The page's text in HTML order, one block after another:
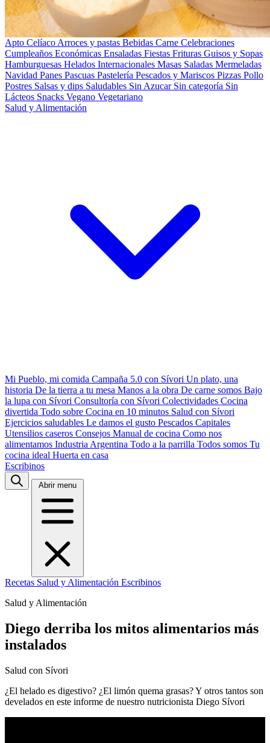
Apto Celíaco Arroces y pastas Bebidas Carne Celebraciones
Cumpleaños Económicas Ensaladas Fiestas Frituras Guisos y Sopas
Hamburguesas Helados Internacionales Masas Saladas Mermeladas
Navidad Panes Pascuas Pastelería Pescados y Mariscos Pizzas Pollo
Postres Salsas y dips Saludables Sin Azucar Sin categoría Sin
Lácteos Snacks Vegano Vegetariano
Salud y Alimentación
Mi Pueblo, mi comida Campaña 5.0 con Sívori Un plato, una
historia De la tierra a tu mesa Manos a la obra De carne somos Bajo
la lupa con Sívori Consultoría con Sívori Colectividades Cocina
divertida Todo sobre Cocina en 10 minutos Salud con Sívori
Ejercicios saludables Le damos el gusto Pescados Capitales
Utensilios caseros Consejos Manual de cocina Como nos
alimentamos Industria Argentina Todo a la parrilla Todos somos Tu
cocina ideal Huerta en casa
Escribinos
Abrir menu
Recetas Salud y Alimentación Escribinos
Salud y Alimentación
Diego derriba los mitos alimentarios más
instalados
Salud con Sívori
¿El helado es digestivo? ¿El limón quema grasas? Y otros tantos son
develados en este informe de nuestro nutricionista Diego Sívori